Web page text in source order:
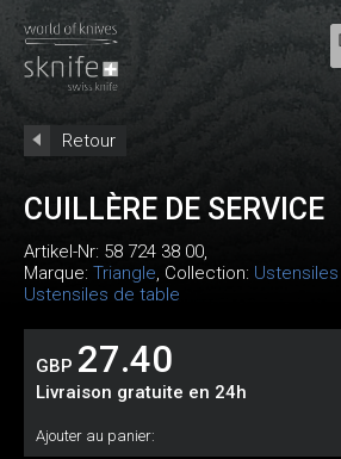
Retour
CUILLÈRE DE SERVICE
Artikel-Nr: 58 724 38 00,
Marque: Triangle, Collection:
Ustensiles de table
GBP 27.40
Livraison gratuite en 24h
Ajouter au panier: